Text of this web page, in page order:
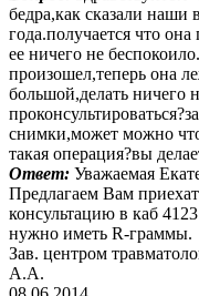
бедра,как сказали наши
года.получается что
ее ничего не
произошел,теперь она
большой,делать ничего
снимки,может можно что
такая операция?вы
Ответ: Уважаемая
Предлагаем Вам
консультацию в каб
нужно иметь R-граммы.
Зав. центром
А.А.